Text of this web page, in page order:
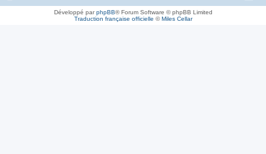
Développé parphpBB® Forum Software © phpBB Limited
Traduction française officielle ©Miles Cellar